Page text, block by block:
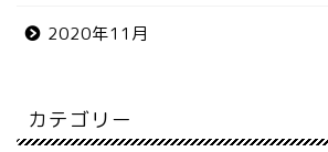
2020年11月
カテゴリー